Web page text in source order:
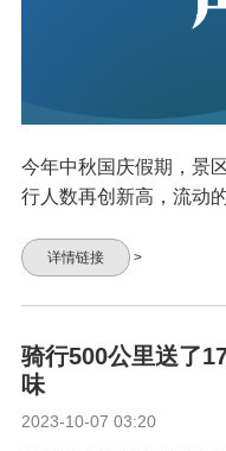
今年中秋国庆假期，景
行人数再创新高，流动
详情链接 >
骑行500公里送了
味
2023-10-07 03:20